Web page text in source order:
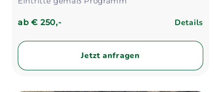
ab€ 250,- Details
Jetzt anfragen